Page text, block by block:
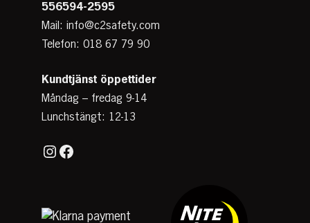
556594-2595
Mail: info@c2safety.com
Telefon: 018 67 79 90
Kundtjänst öppettider
Måndag – fredag 9-14
Lunchstängt: 12-13
Instagram
Facebook